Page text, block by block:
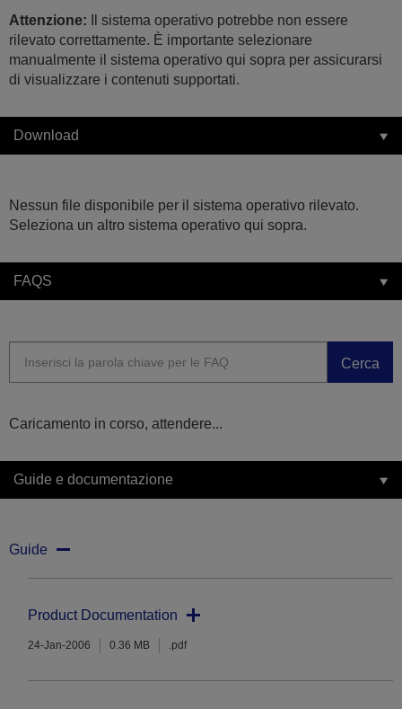
Attenzione: Il sistema operativo potrebbe non essere
rilevato correttamente. È importante selezionare
manualmente il sistema operativo qui sopra per assicurarsi
di visualizzare i contenuti supportati.
Download
Nessun file disponibile per il sistema operativo rilevato.
Seleziona un altro sistema operativo qui sopra.
FAQS
Cerca
Caricamento in corso, attendere...
Guide e documentazione
Guide
Product Documentation
24-Jan-2006 0.36 MB .pdf